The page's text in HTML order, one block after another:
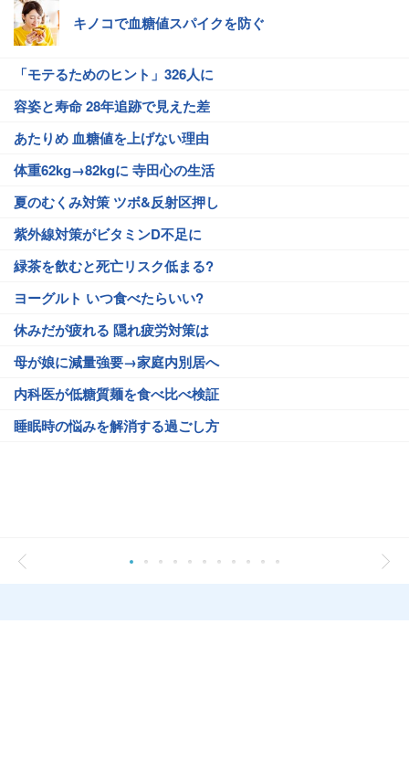
キノコで血糖値スパイクを防ぐ
「モテるためのヒント」326人に
容姿と寿命 28年追跡で見えた差
あたりめ 血糖値を上げない理由
体重62kg→82kgに 寺田心の生活
夏のむくみ対策 ツボ&反射区押し
紫外線対策がビタミンD不足に
緑茶を飲むと死亡リスク低まる?
ヨーグルト いつ食べたらいい?
休みだが疲れる 隠れ疲労対策は
母が娘に減量強要→家庭内別居へ
内科医が低糖質麺を食べ比べ検証
睡眠時の悩みを解消する過ごし方